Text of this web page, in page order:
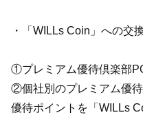
・「WILLs Coin」への交
①プレミアム優待倶楽部
②個社別のプレミアム優
優待ポイントを「WILLs